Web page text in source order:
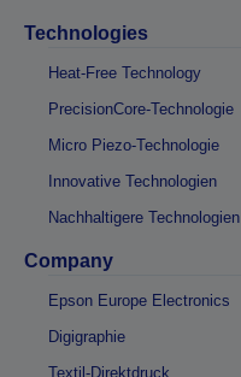
Technologies
Heat-Free Technology
PrecisionCore-Technologie
Micro Piezo-Technologie
Innovative Technologien
Nachhaltigere Technologien
Company
Epson Europe Electronics
Digigraphie
Textil-Direktdruck